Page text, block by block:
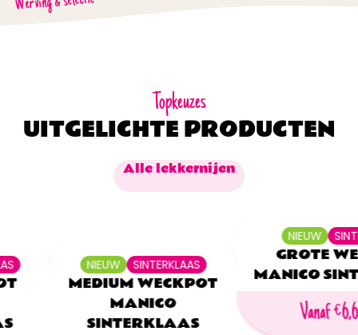
Topkeuzes
UITGELICHTE PRODUCTEN
Alle lekkernijen
NIEUW SINTERKLAAS
MEDIUM WECKPOT
MANICO
SINTERKLAAS
NIEUW
GROTE
MANICO
Vanaf